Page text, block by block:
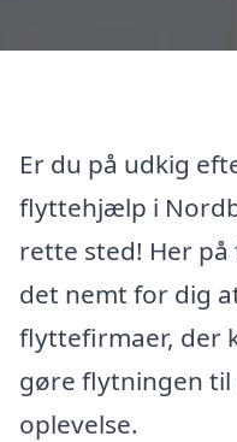
Er du på udkig
flyttehjælp i
rette sted! Her
det nemt for dig
flyttefirmaer, der
gøre flytningen til
oplevelse.